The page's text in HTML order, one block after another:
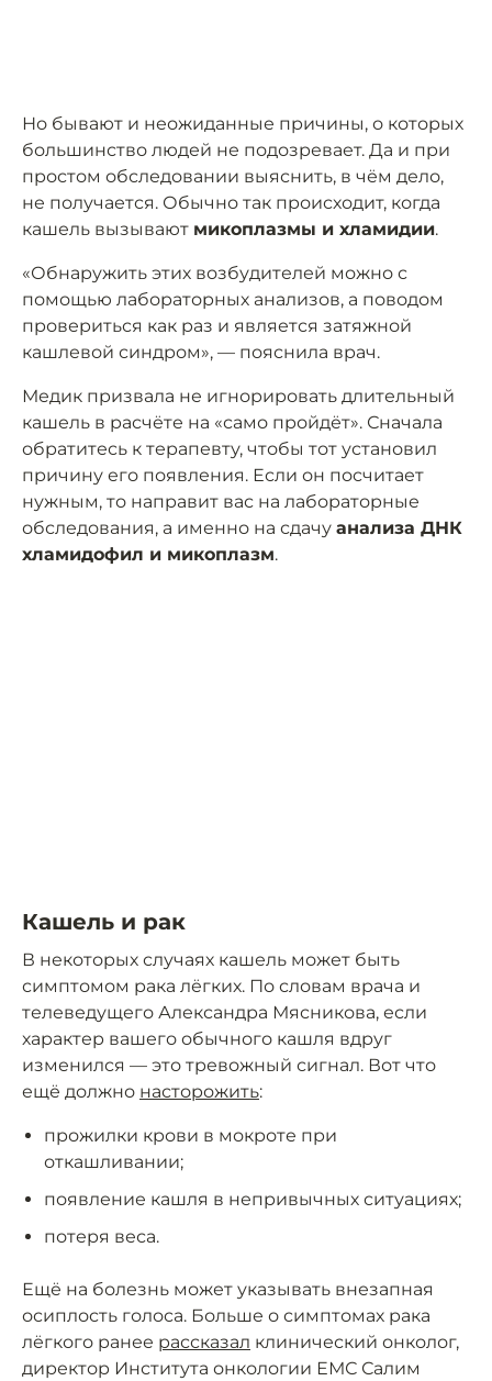
Но бывают и неожиданные причины, о которых
большинство людей не подозревает. Да и при
простом обследовании выяснить, в чём дело,
не получается. Обычно так происходит, когда
кашель вызывают микоплазмы и хламидии.
«Обнаружить этих возбудителей можно с
помощью лабораторных анализов, а поводом
провериться как раз и является затяжной
кашлевой синдром», — пояснила врач.
Медик призвала не игнорировать длительный
кашель в расчёте на «само пройдёт». Сначала
обратитесь к терапевту, чтобы тот установил
причину его появления. Если он посчитает
нужным, то направит вас на лабораторные
обследования, а именно на сдачу анализа ДНК
хламидофил и микоплазм.
Кашель и рак
В некоторых случаях кашель может быть
симптомом рака лёгких. По словам врача и
телеведущего Александра Мясникова, если
характер вашего обычного кашля вдруг
изменился — это тревожный сигнал. Вот что
ещё должно насторожить:
прожилки крови в мокроте при
откашливании;
появление кашля в непривычных ситуациях;
потеря веса.
Ещё на болезнь может указывать внезапная
осиплость голоса. Больше о симптомах рака
лёгкого ранее рассказал клинический онколог,
директор Института онкологии ЕМС Салим